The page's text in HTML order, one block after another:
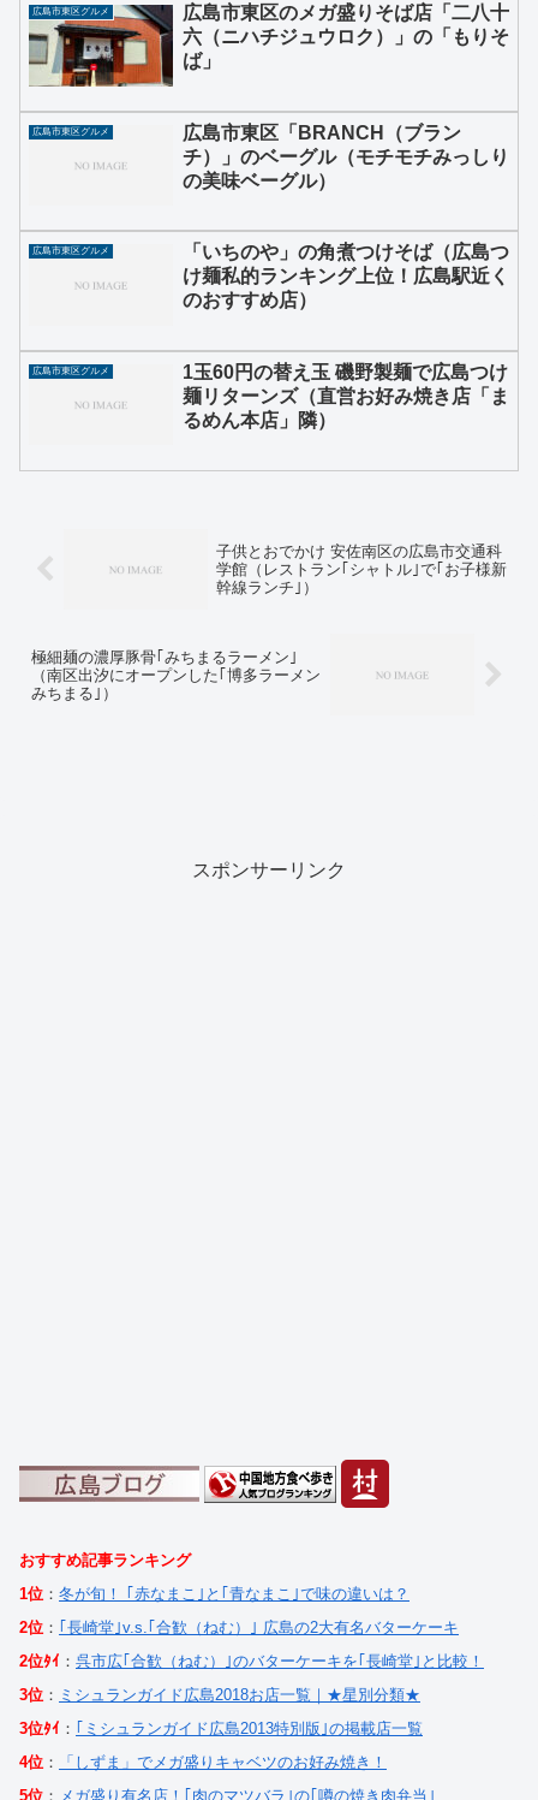
広島市東区グルメ
広島市東区のメガ盛りそば店「二八十
六（ニハチジュウロク）」の「もりそ
ば」
広島市東区グルメ
広島市東区「BRANCH（ブラン
チ）」のベーグル（モチモチみっしり
の美味ベーグル）
広島市東区グルメ
「いちのや」の角煮つけそば（広島つ
け麺私的ランキング上位！広島駅近く
のおすすめ店）
広島市東区グルメ
1玉60円の替え玉 磯野製麺で広島つけ
麺リターンズ（直営お好み焼き店「ま
るめん本店」隣）
子供とおでかけ 安佐南区の広島市交通科
学館（レストラン｢シャトル｣で｢お子様新
幹線ランチ｣）
極細麺の濃厚豚骨｢みちまるラーメン｣
（南区出汐にオープンした｢博多ラーメン
みちまる｣）
スポンサーリンク
おすすめ記事ランキング
1位 ： 冬が旬！ ｢赤なまこ｣と｢青なまこ｣で味の違いは？
2位 ： ｢長崎堂｣v.s.｢合歓（ねむ）｣ 広島の2大有名バターケーキ
2位ﾀｲ ： 呉市広｢合歓（ねむ）｣のバターケーキを｢長崎堂｣と比較！
3位 ： ミシュランガイド広島2018お店一覧｜★星別分類★
3位ﾀｲ ： ｢ミシュランガイド広島2013特別版｣の掲載店一覧
4位 ：
「しずま」でメガ盛りキャベツのお好み焼き！
5位 ： メガ盛り有名店！｢肉のマツバラ｣の｢噂の焼き肉弁当｣